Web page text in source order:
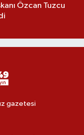
Özcan Tuzcu
gazetesi